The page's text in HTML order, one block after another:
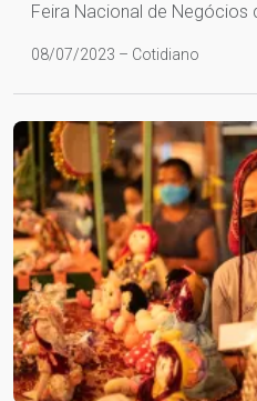
Feira Nacional de Negócios
08/07/2023 – Cotidiano